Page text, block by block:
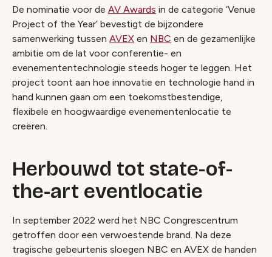
De nominatie voor de AV Awards in de categorie ‘Venue
Project of the Year’ bevestigt de bijzondere
samenwerking tussen AVEX en NBC en de gezamenlijke
ambitie om de lat voor conferentie- en
evenemententechnologie steeds hoger te leggen. Het
project toont aan hoe innovatie en technologie hand in
hand kunnen gaan om een toekomstbestendige,
flexibele en hoogwaardige evenementenlocatie te
creëren.
Herbouwd tot state-of-
the-art eventlocatie
In september 2022 werd het NBC Congrescentrum
getroffen door een verwoestende brand. Na deze
tragische gebeurtenis sloegen NBC en AVEX de handen